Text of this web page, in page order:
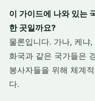
이 가이드에 나와 있는
한 곳일까요?
물론입니다. 가나, 케냐
화국과 같은 국가들은
봉사자들을 위해 체계
다.